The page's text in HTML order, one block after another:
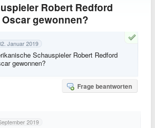
Robert Redford
gewonnen?
Januar 2019
Schauspieler Robert Redford
gewonnen?
Frage beantworten
2019